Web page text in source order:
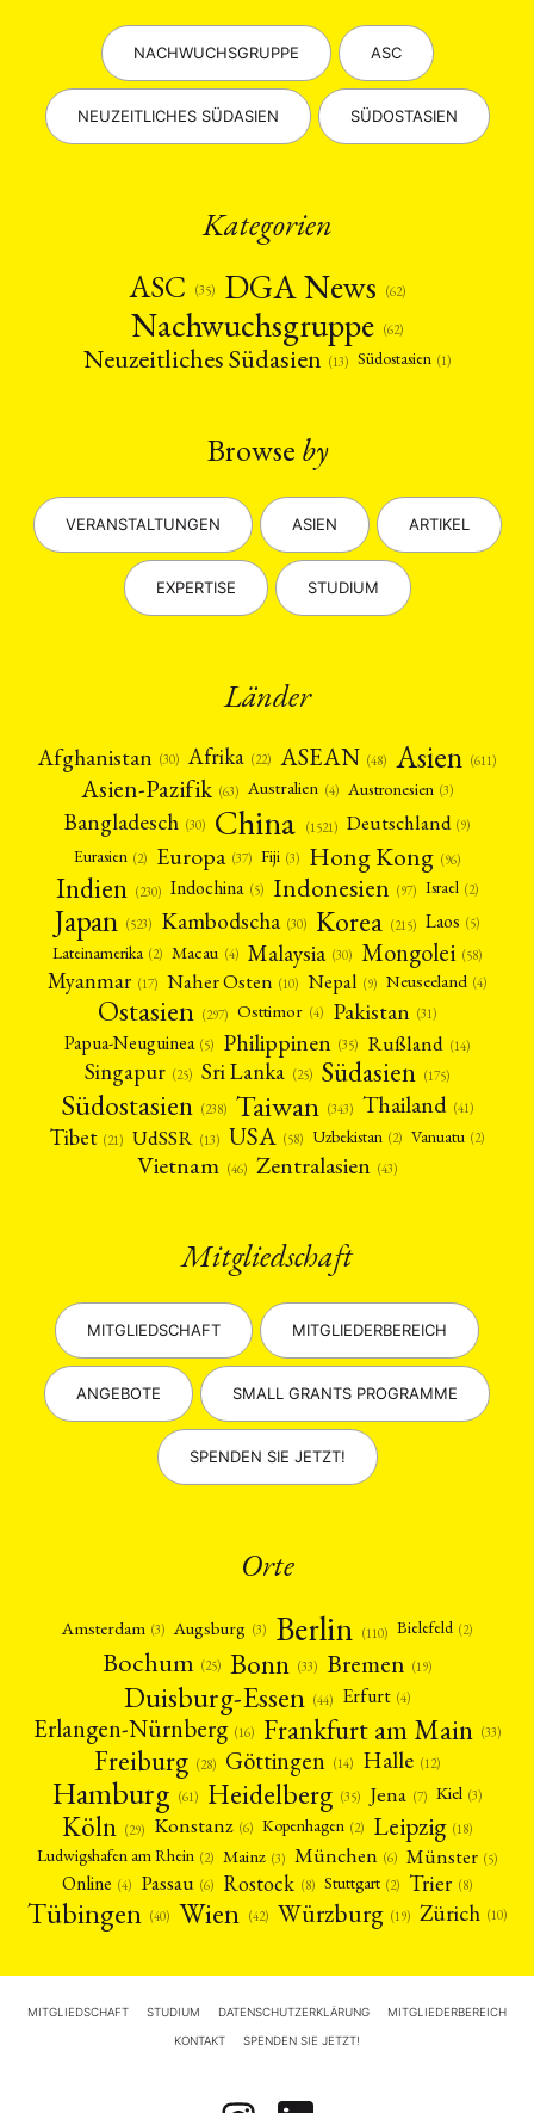
NACHWUCHSGRUPPE ASC
NEUZEITLICHES SÜDASIEN SÜDOSTASIEN
Kategorien
ASC
(35) DGA News (62)
Nachwuchsgruppe (62)
Neuzeitliches Südasien (13) Südostasien (1)
Browse by
VERANSTALTUNGEN ASIEN ARTIKEL
EXPERTISE STUDIUM
Länder
Afghanistan (30) Afrika (22) ASEAN (48) Asien (611)
Asien-Pazifik (63) Australien (4) Austronesien (3)
Bangladesch (30) China (1521) Deutschland (9)
Eurasien (2) Europa (37) Fiji (3) Hong Kong (96)
Indien (230) Indochina (5) Indonesien (97) Israel (2)
Japan (523) Kambodscha (30) Korea (215) Laos (5)
Lateinamerika (2) Macau (4) Malaysia (30) Mongolei (58)
Myanmar (17) Naher Osten (10) Nepal (9) Neuseeland (4)
Ostasien (297) Osttimor (4) Pakistan (31)
Papua-Neuguinea (5) Philippinen (35) Rußland (14)
Singapur (25) Sri Lanka (25) Südasien (175)
Südostasien (238) Taiwan (343) Thailand (41)
Tibet (21) UdSSR (13) USA (58) Uzbekistan (2) Vanuatu (2)
Vietnam (46) Zentralasien (43)
Mitgliedschaft
MITGLIEDSCHAFT MITGLIEDERBEREICH
ANGEBOTE SMALL GRANTS PROGRAMME
SPENDEN SIE JETZT!
Orte
Amsterdam (3) Augsburg (3) Berlin (110) Bielefeld (2)
Bochum (25) Bonn (33) Bremen (19)
Duisburg-Essen (44) Erfurt (4)
Erlangen-Nürnberg (16) Frankfurt am Main (33)
Freiburg (28) Göttingen (14) Halle (12)
Hamburg (61) Heidelberg (35) Jena (7) Kiel (3)
Köln (29) Konstanz (6) Kopenhagen (2) Leipzig (18)
Ludwigshafen am Rhein (2) Mainz (3) München (6) Münster (5)
Online (4) Passau (6) Rostock (8) Stuttgart (2) Trier (8)
Tübingen (40) Wien (42) Würzburg (19) Zürich (10)
MITGLIEDSCHAFT STUDIUM DATENSCHUTZERKLÄRUNG MITGLIEDERBEREICH
KONTAKT SPENDEN SIE JETZT!